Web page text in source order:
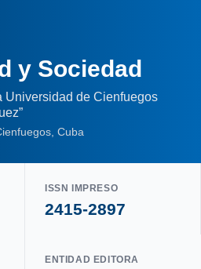
y Sociedad
Universidad de Cienfuegos
Cuba
ISSN IMPRESO
2415-2897
ENTIDAD EDITORA